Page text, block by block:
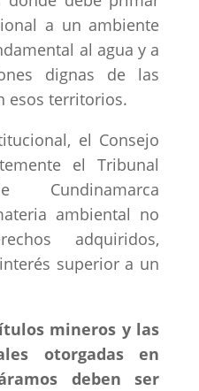
a un ambiente
al agua y a
dignas de las
esos territorios.
el Consejo
el Tribunal
Cundinamarca
ambiental no
adquiridos,
superior a un
mineros y las
otorgadas en
deben ser